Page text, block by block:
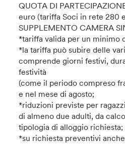
QUOTA DI
euro (tariffa Soci in rete 280
SUPPLEMENTO CAMERA
*tariffa valida per un minimo
*la tariffa può subire delle
comprende giorni festivi,
festività
(come il periodo compreso
e nel mese di agosto;
*riduzioni previste per
di almeno due adulti, da
tipologia di alloggio richiesta;
*su richiesta preventivi